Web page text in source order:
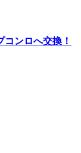
ンロへ交換！